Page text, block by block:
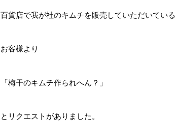
百貨店で我が社のキムチを販売していただいている
お客様より
「梅干のキムチ作られへん？」
とリクエストがありました。